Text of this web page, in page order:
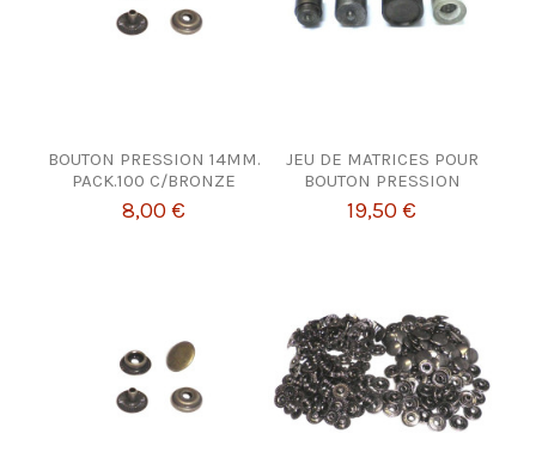
BOUTON PRESSION 14MM.
PACK.100 C/BRONZE
8,00 €
JEU DE MATRICES POUR
BOUTON PRESSION
19,50 €